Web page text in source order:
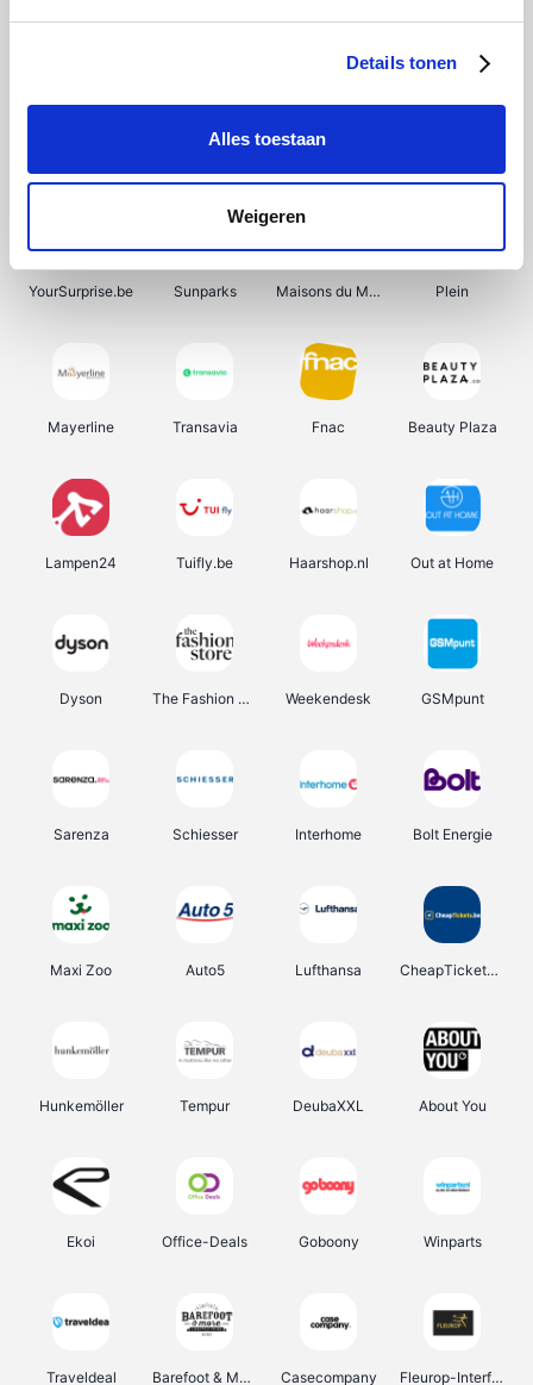
Details tonen
Alles toestaan
Weigeren
Shein Bergfreunde Pazzox Smartwatchbanden
YourSurprise.be Sunparks Maisons du Monde Plein
Mayerline Transavia Fnac Beauty Plaza
Lampen24 Tuifly.be Haarshop.nl Out at Home
Dyson The Fashion Store Weekendesk GSMpunt
Sarenza Schiesser Interhome Bolt Energie
Maxi Zoo Auto5 Lufthansa CheapTickets.be
Hunkemöller Tempur DeubaXXL About You
Ekoi Office-Deals Goboony Winparts
Traveldeal Barefoot & More Casecompany Fleurop-Interflora